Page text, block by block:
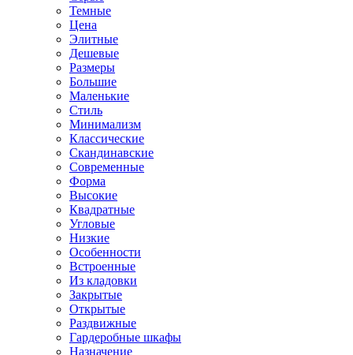
Темные
Цена
Элитные
Дешевые
Размеры
Большие
Маленькие
Стиль
Минимализм
Классические
Скандинавские
Современные
Форма
Высокие
Квадратные
Угловые
Низкие
Особенности
Встроенные
Из кладовки
Закрытые
Открытые
Раздвижные
Гардеробные шкафы
Назначение